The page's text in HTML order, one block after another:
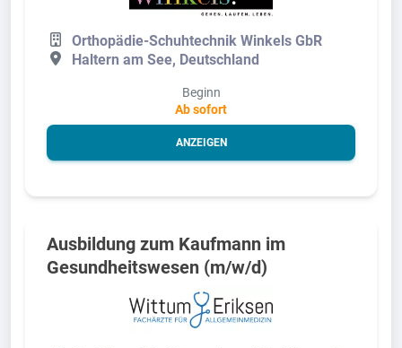
Orthopädie-Schuhtechnik Winkels GbR
Haltern am See, Deutschland
Beginn
Ab sofort
ANZEIGEN
Ausbildung zum Kaufmann im
Gesundheitswesen (m/w/d)